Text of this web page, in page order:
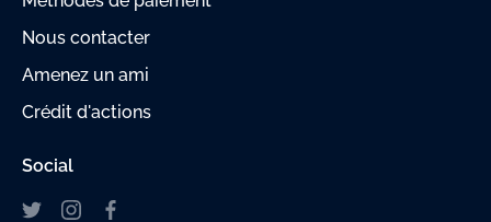
Nous contacter
Amenez un ami
Crédit d'actions
Social